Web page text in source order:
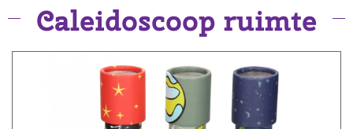
Caleidoscoop ruimte